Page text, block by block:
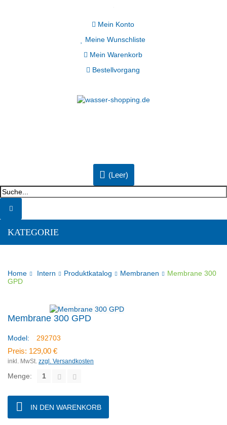
Mein Konto
Meine Wunschliste
Mein Warenkorb
Bestellvorgang
(Leer)
KATEGORIE
Home Intern Produktkatalog Membranen
Membrane 300
GPD
Membrane 300 GPD
Model: 292703
Preis: 129,00 €
inkl. MwSt. zzgl. Versandkosten
Menge:
IN DEN WARENKORB